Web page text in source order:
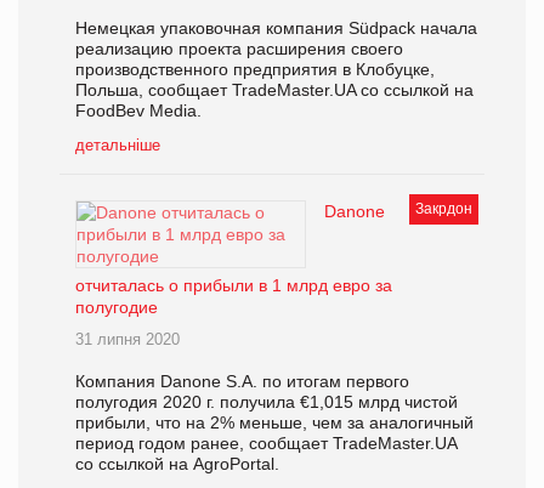
Немецкая упаковочная компания Südpack начала
реализацию проекта расширения своего
производственного предприятия в Клобуцке,
Польша, сообщает TradeMaster.UA со ссылкой на
FoodBev Media.
детальніше
Закрдон
Danone
отчиталась о прибыли в 1 млрд евро за
полугодие
31 липня 2020
Компания Danone S.A. по итогам первого
полугодия 2020 г. получила €1,015 млрд чистой
прибыли, что на 2% меньше, чем за аналогичный
период годом ранее, сообщает TradeMaster.UA
со ссылкой на AgroPortal.